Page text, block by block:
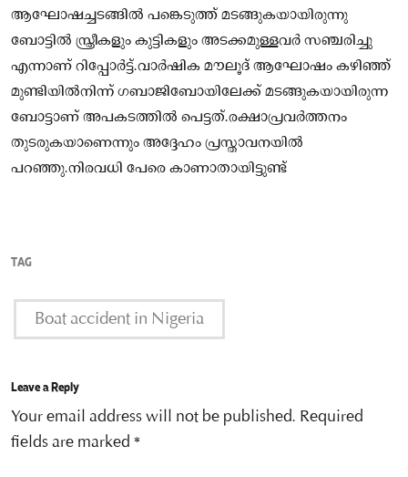
ആഘോഷച്ചടങ്ങില്‍ പങ്കെടുത്ത് മടങ്ങുകയായിരുന്നു
ബോട്ടിൽ സ്ത്രീകളും കുട്ടികളും അടക്കമുള്ളവർ സഞ്ചരിച്ചു
എന്നാണ് റിപ്പോർട്ട്.വാർഷിക മൗലൂദ് ആഘോഷം കഴിഞ്ഞ്
മുണ്ടിയില്‍നിന്ന് ഗബാജിബോയിലേക്ക് മടങ്ങുകയായിരുന്ന
ബോട്ടാണ് അപകടത്തില്‍ പെട്ടത്.രക്ഷാപ്രവർത്തനം
തുടരുകയാണെന്നും അദ്ദേഹം പ്രസ്താവനയില്‍
പറഞ്ഞു.നിരവധി പേരെ കാണാതായിട്ടുണ്ട്
TAG
Boat accident in Nigeria
Leave a Reply
Your email address will not be published. Required
fields are marked *